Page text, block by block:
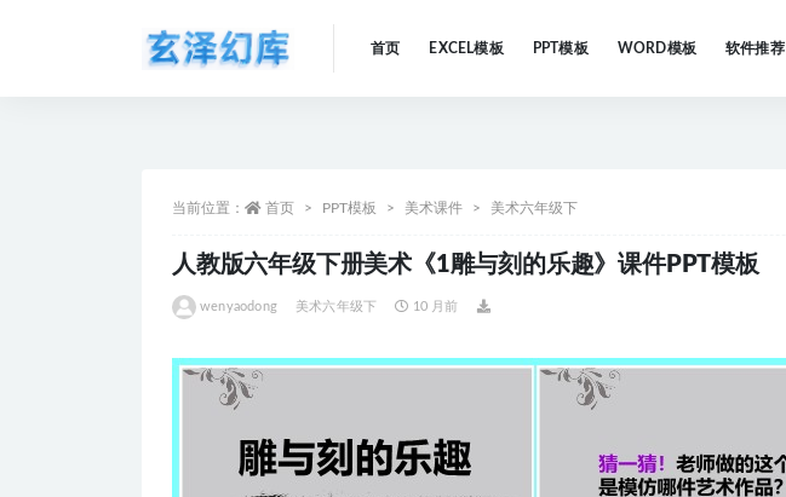
首页 EXCEL模板 PPT模板 WORD模板 软件推荐
当前位置： 首页 PPT模板 美术课件 美术六年级下
人教版六年级下册美术《1雕与刻的乐趣》课件PPT模板
wenyaodong 美术六年级下 10 月前